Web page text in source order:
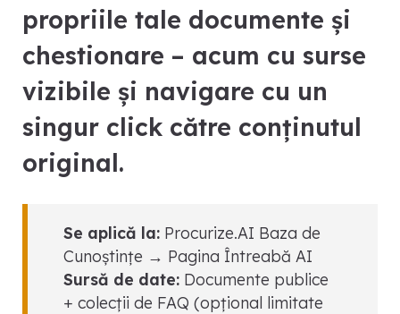
propriile tale documente și
chestionare – acum cu surse
vizibile și navigare cu un
singur click către conținutul
original.
Se aplică la: Procurize.AI Baza de
Cunoștințe → Pagina Întreabă AI
Sursă de date: Documente publice
+ colecții de FAQ (opțional limitate